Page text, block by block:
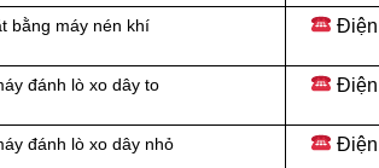
bằng máy nén khí
Điện
đánh lò xo dây to
Điện
đánh lò xo dây nhỏ Điện